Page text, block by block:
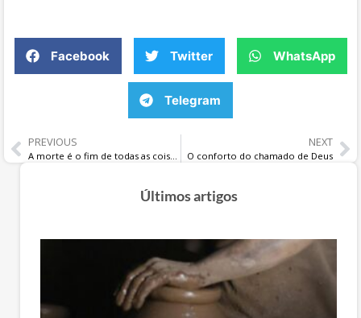
Facebook Twitter WhatsApp
Telegram
PREVIOUS
A morte é o fim de todas as coisas?
NEXT
O conforto do chamado de Deus
Últimos artigos